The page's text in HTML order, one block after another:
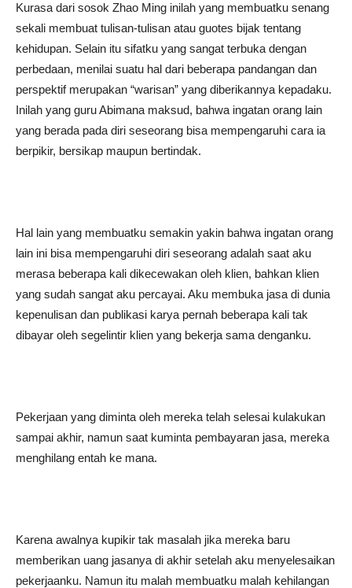
Kurasa dari sosok Zhao Ming inilah yang membuatku senang
sekali membuat tulisan-tulisan atau guotes bijak tentang
kehidupan. Selain itu sifatku yang sangat terbuka dengan
perbedaan, menilai suatu hal dari beberapa pandangan dan
perspektif merupakan “warisan” yang diberikannya kepadaku.
Inilah yang guru Abimana maksud, bahwa ingatan orang lain
yang berada pada diri seseorang bisa mempengaruhi cara ia
berpikir, bersikap maupun bertindak.
Hal lain yang membuatku semakin yakin bahwa ingatan orang
lain ini bisa mempengaruhi diri seseorang adalah saat aku
merasa beberapa kali dikecewakan oleh klien, bahkan klien
yang sudah sangat aku percayai. Aku membuka jasa di dunia
kepenulisan dan publikasi karya pernah beberapa kali tak
dibayar oleh segelintir klien yang bekerja sama denganku.
Pekerjaan yang diminta oleh mereka telah selesai kulakukan
sampai akhir, namun saat kuminta pembayaran jasa, mereka
menghilang entah ke mana.
Karena awalnya kupikir tak masalah jika mereka baru
memberikan uang jasanya di akhir setelah aku menyelesaikan
pekerjaanku. Namun itu malah membuatku malah kehilangan